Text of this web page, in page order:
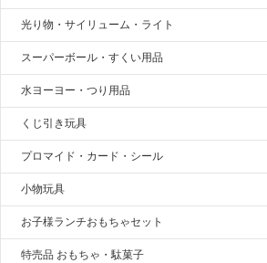
光り物・サイリューム・ライト
スーパーボール・すくい用品
水ヨーヨー・つり用品
くじ引き玩具
プロマイド・カード・シール
小物玩具
お子様ランチおもちゃセット
特売品 おもちゃ・駄菓子